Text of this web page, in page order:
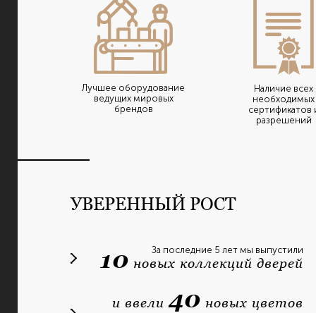
Лучшее оборудование
ведущих мировых
брендов
Наличие всех
необходимых
сертификатов
разрешений
УВЕРЕННЫЙ РОСТ
За последние 5 лет мы выпустили
10 новых коллекций дверей
и ввели 40 новых цветов